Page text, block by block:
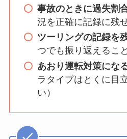
事故のときに過失割
況を正確に記録に残せ
ツーリングの記録を
つでも振り返えるこ
あおり運転対策にな
ラタイプはとくに目
い）